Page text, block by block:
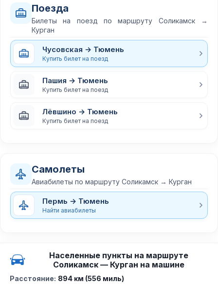
Поезда
Билеты на поезд по маршруту Соликамск →
Курган
Чусовская → Тюмень
Купить билет на поезд
Пашия → Тюмень
Купить билет на поезд
Лёвшино → Тюмень
Купить билет на поезд
Самолеты
Авиабилеты по маршруту Соликамск → Курган
Пермь → Тюмень
Найти авиабилеты
Населенные пункты на маршруте
Соликамск — Курган на машине
Расстояние: 894 км (556 миль)